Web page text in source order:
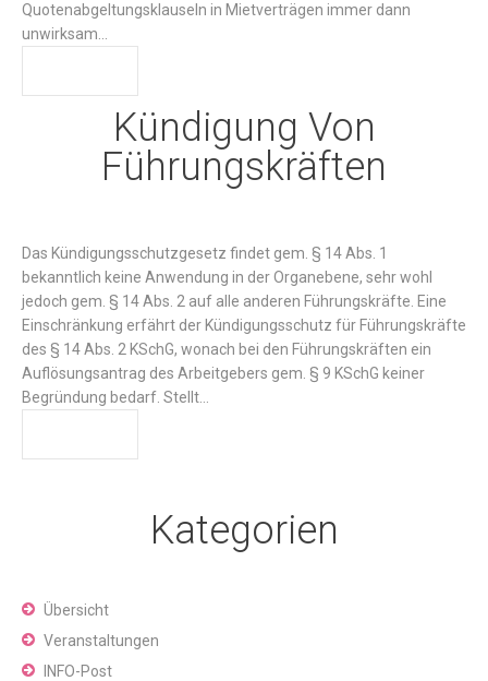
Quotenabgeltungsklauseln in Mietverträgen immer dann
unwirksam…
Kündigung Von
Führungskräften
Das Kündigungsschutzgesetz findet gem. § 14 Abs. 1
bekanntlich keine Anwendung in der Organebene, sehr wohl
jedoch gem. § 14 Abs. 2 auf alle anderen Führungskräfte. Eine
Einschränkung erfährt der Kündigungsschutz für Führungskräfte
des § 14 Abs. 2 KSchG, wonach bei den Führungskräften ein
Auflösungsantrag des Arbeitgebers gem. § 9 KSchG keiner
Begründung bedarf. Stellt…
Kategorien
Übersicht
Veranstaltungen
INFO-Post